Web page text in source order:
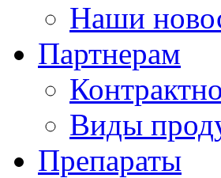
Наши
Партнерам
Виды
Препараты